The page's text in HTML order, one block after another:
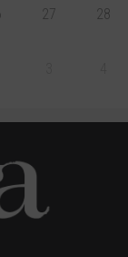
27 28